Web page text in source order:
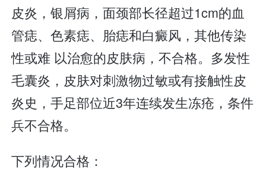
皮炎，银屑病，面颈部长径超过1cm的血
管痣、色素痣、胎痣和白癜风，其他传染
性或难 以治愈的皮肤病，不合格。多发性
毛囊炎，皮肤对刺激物过敏或有接触性皮
炎史，手足部位近3年连续发生冻疮，条件
兵不合格。
下列情况合格：